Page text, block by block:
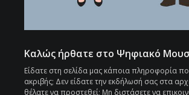
Καλώς ήρθατε στο Ψηφιακό
Είδατε στη σελίδα μας κάποια πληροφορία
ακριβής; Δεν είδατε την εκδήλωσή σας στα
θέλατε να προστεθεί; Μη διστάσετε να